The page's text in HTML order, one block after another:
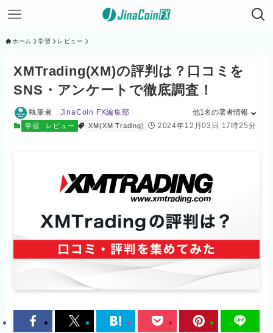
ホーム 学習 レビュー
XMTrading(XM)の評判は？口コミを
SNS・アンケートで徹底調査！
学習 レビュー XM(XM Trading) 2024年12月03日 17時25分
執筆者 JinaCoin FX編集部 他1名の著者情報